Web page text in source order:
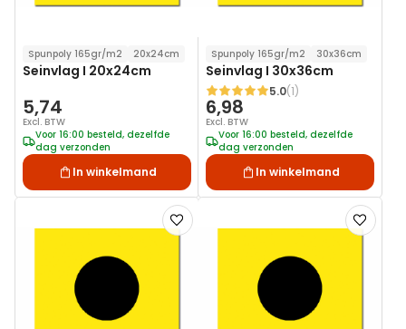
Spunpoly 165gr/m2 20x24cm
Seinvlag I 20x24cm
5,74
Excl. BTW
Voor 16:00 besteld, dezelfde
dag verzonden
In winkelmand
Spunpoly 165gr/m2 30x36cm
Seinvlag I 30x36cm
Waardering:
5.0(1)
6,98
Excl. BTW
Voor 16:00 besteld, dezelfde
dag verzonden
In winkelmand
Voeg
toe
Voeg
toe